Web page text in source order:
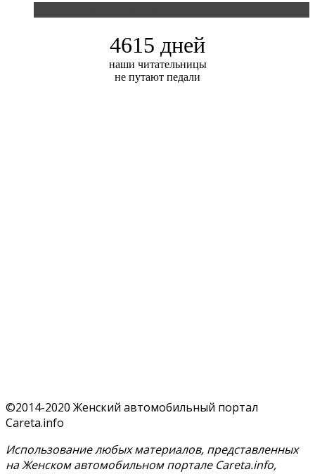
4615 дней
наши читательницы
не путают педали
©2014-2020 Женский автомобильный портал
Careta.info
Использование любых материалов, представленных
на Женском автомобильном портале Careta.info,